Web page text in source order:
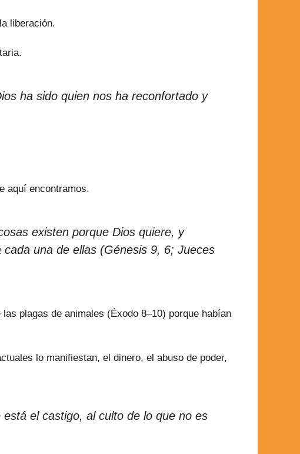
liberación.
ha sido quien nos ha reconfortado y
aquí encontramos.
existen porque Dios quiere, y
una de ellas (Génesis 9, 6; Jueces
plagas de animales (Éxodo 8–10) porque habían
lo manifiestan, el dinero, el abuso de poder,
el castigo, al culto de lo que no es